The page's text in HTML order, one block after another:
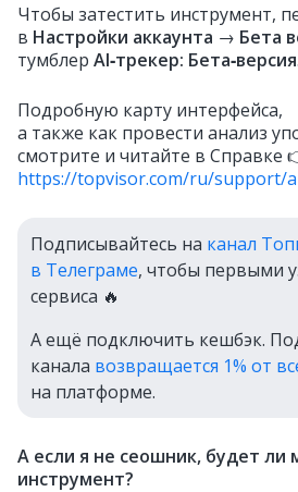
Чтобы затестить инструмент,
в Настройки аккаунта → Бета
тумблер AI‑трекер: Бета‑версия.
Подробную карту интерфейса,
а также как провести анализ
смотрите и читайте в Справке
https://topvisor.com/ru/support/
Подписывайтесь на канал
в Телеграме, чтобы первыми
сервиса 🔥
А ещё подключить кешбэк.
канала возвращается 1% от
на платформе.
А если я не сеошник, будет ли
инструмент?